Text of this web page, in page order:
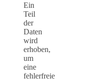
Ein
Teil
der
Daten
wird
erhoben,
um
eine
fehlerfreie